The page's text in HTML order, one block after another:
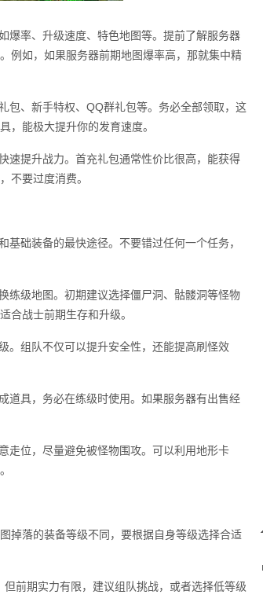
爆率、升级速度、特色地图等。提前了解服务器
例如，如果服务器前期地图爆率高，那就集中精
包、新手特权、QQ群礼包等。务必全部领取，这
，能极大提升你的发育速度。
速提升战力。首充礼包通常性价比很高，能获得
不要过度消费。
础装备的最快途径。不要错过任何一个任务，
练级地图。初期建议选择僵尸洞、骷髅洞等怪物
合战士前期生存和升级。
。组队不仅可以提升安全性，还能提高刷怪效
道具，务必在练级时使用。如果服务器有出售经
走位，尽量避免被怪物围攻。可以利用地形卡
掉落的装备等级不同，要根据自身等级选择合适
前期实力有限，建议组队挑战，或者选择低等级